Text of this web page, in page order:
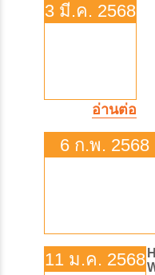
3 มี.ค. 2568
อ่านต่อ
6 ก.พ. 2568
11 ม.ค. 2568